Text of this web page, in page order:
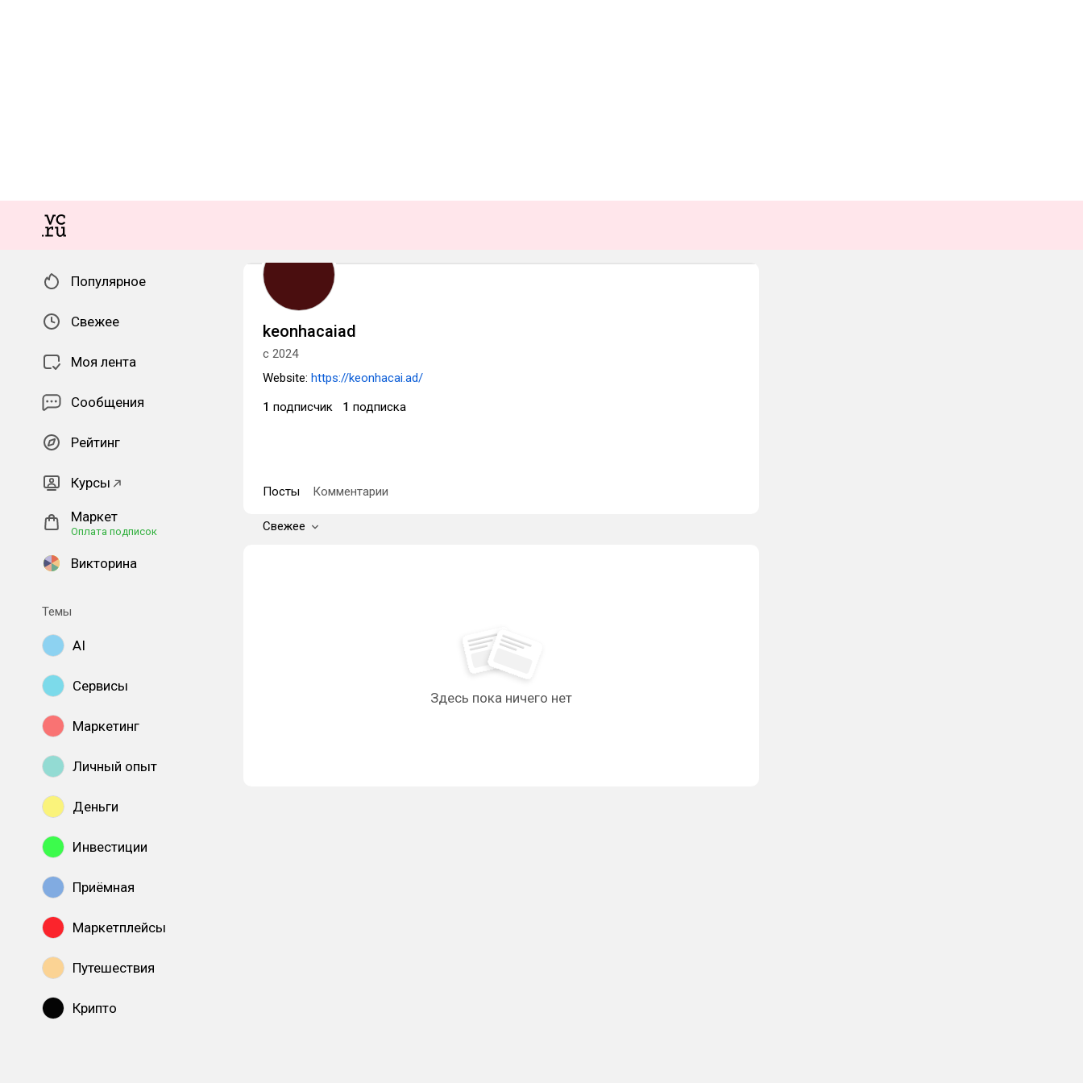
Популярное
Свежее
Моя лента
Сообщения
Рейтинг
Курсы
Маркет
Оплата подписок
Викторина
Темы
AI
Сервисы
Маркетинг
Личный опыт
Деньги
Инвестиции
Приёмная
Маркетплейсы
Путешествия
Крипто
keonhacaiad
с 2024
Website: https://keonhacai.ad/
1 подписчик 1 подписка
Посты Комментарии
Свежее
Здесь пока ничего нет